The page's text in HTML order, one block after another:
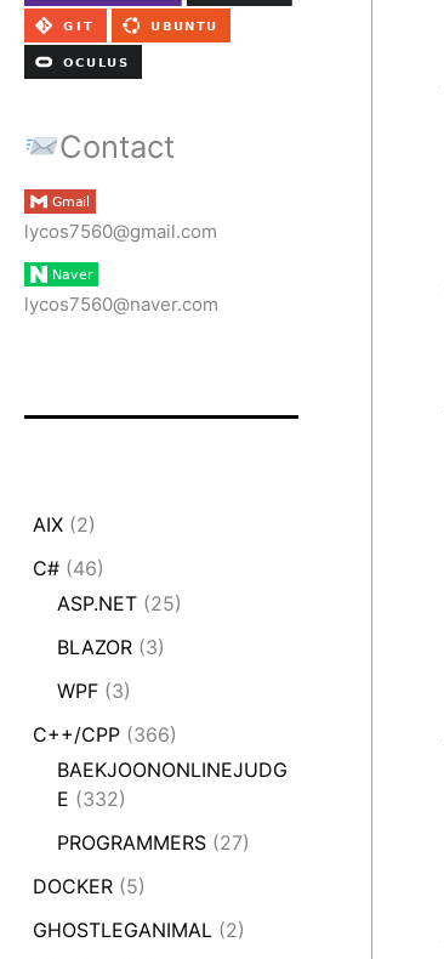
Contact
lycos7560@gmail.com
lycos7560@naver.com
AIX(2)
C#(46)
ASP.NET(25)
BLAZOR(3)
WPF(3)
C++/CPP(366)
BAEKJOONONLINEJUDG
E (332)
PROGRAMMERS(27)
DOCKER(5)
GHOSTLEGANIMAL(2)